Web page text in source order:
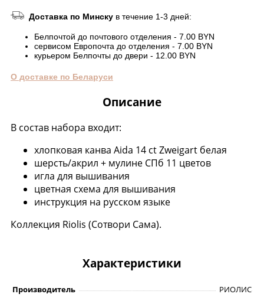
Доставка по Минску в течение 1-3 дней:
Белпочтой до почтового отделения - 7.00 BYN
сервисом Европочта до отделения - 7.00 BYN
курьером Белпочты до двери - 12.00 BYN
О доставке по Беларуси
Описание
В состав набора входит:
хлопковая канва Aida 14 ct Zweigart белая
шерсть/акрил + мулине СПб 11 цветов
игла для вышивания
цветная схема для вышивания
инструкция на русском языке
Коллекция Riolis (Сотвори Сама).
Характеристики
Производитель РИОЛИС